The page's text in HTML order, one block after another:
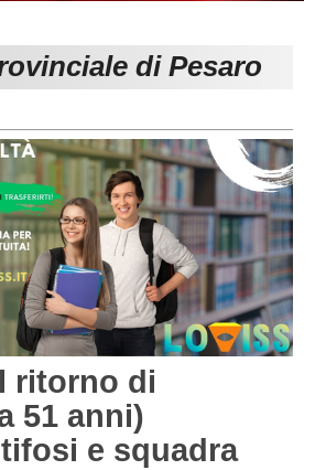
Carica la tua Rosa
di Pesaro
ritorno di
51 anni)
e squadra